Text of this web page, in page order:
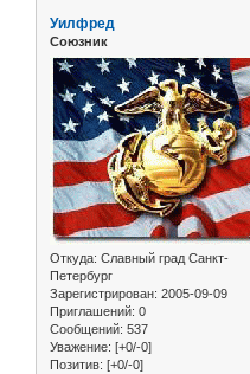
Уилфред
Союзник
Откуда: Славный град Санкт-
Петербург
Зарегистрирован: 2005-09-09
Приглашений: 0
Сообщений: 537
Уважение: [+0/-0]
Позитив: [+0/-0]